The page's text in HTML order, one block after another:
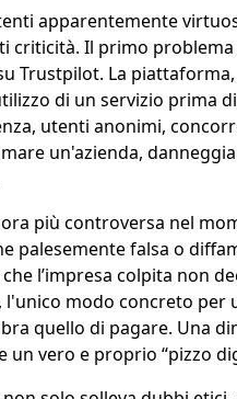
apparentemente
criticità. Il primo
Trustpilot. La
di un servizio prima
utenti anonimi,
un'azienda,
più controversa nel
palesemente falsa o
l’impresa colpita non
modo concreto per
quello di pagare. Una
vero e proprio “pizzo